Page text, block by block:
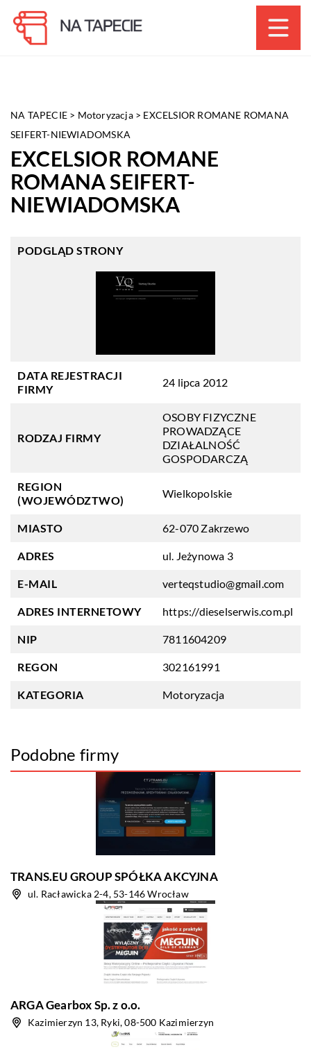
NA TAPECIE > Motoryzacja> EXCELSIOR ROMANE ROMANA
SEIFERT-NIEWIADOMSKA
EXCELSIOR ROMANE
ROMANA SEIFERT-
NIEWIADOMSKA
PODGLĄD STRONY
DATA REJESTRACJI
FIRMY
24 lipca 2012
RODZAJ FIRMY
OSOBY FIZYCZNE
PROWADZĄCE
DZIAŁALNOŚĆ
GOSPODARCZĄ
REGION
(WOJEWÓDZTWO)
Wielkopolskie
MIASTO 62-070 Zakrzewo
ADRES ul. Jeżynowa 3
E-MAIL verteqstudio@gmail.com
ADRES INTERNETOWY https://dieselserwis.com.pl
NIP 7811604209
REGON 302161991
KATEGORIA Motoryzacja
Podobne firmy
TRANS.EU GROUP SPÓŁKA AKCYJNA
ul. Racławicka 2-4, 53-146 Wrocław
ARGA Gearbox Sp. z o.o.
Kazimierzyn 13, Ryki, 08-500 Kazimierzyn